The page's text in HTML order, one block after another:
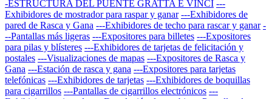
-ESTRUCTURA DEL PUENTE GRATTA E VINCI ---
Exhibidores de mostrador para raspar y ganar ---Exhibidores de
pared de Rasca y Gana ---Exhibidores de techo para rascar y ganar -
--Pantallas más ligeras ---Expositores para billetes ---Expositores
para pilas y blísteres ---Exhibidores de tarjetas de felicitación y
postales ---Visualizaciones de mapas ---Expositores de Rasca y
Gana ---Estación de rasca y gana ---Expositores para tarjetas
telefónicas ---Exhibidores de tarjetas ---Exhibidores de boquillas
para cigarrillos ---Pantallas de cigarrillos electrónicos ---